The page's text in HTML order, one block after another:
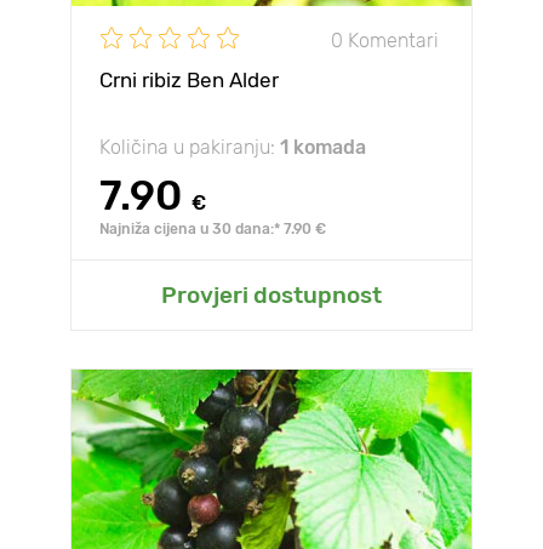
0 Komentari
Crni ribiz Ben Alder
Količina u pakiranju: 1 komada
7.90 €
Najniža cijena u 30 dana:* 7.90 €
Provjeri dostupnost